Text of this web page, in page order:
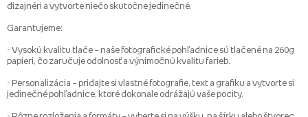
dizajnéri a vytvorte niečo skutočne jedinečné.
Garantujeme:
- Vysokú kvalitu tlače – naše fotografické pohľadnice sú tlačené na 260g
papieri, čo zaručuje odolnosť a výnimočnú kvalitu farieb.
- Personalizácia – pridajte si vlastné fotografie, text a grafiku a vytvorte si
jedinečné pohľadnice, ktoré dokonale odrážajú vaše pocity.